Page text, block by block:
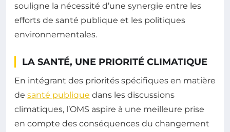
souligne la nécessité d’une synergie entre les
efforts de santé publique et les politiques
environnementales.
LA SANTÉ, UNE PRIORITÉ CLIMATIQUE
En intégrant des priorités spécifiques en matière
de santé publique dans les discussions
climatiques, l’OMS aspire à une meilleure prise
en compte des conséquences du changement